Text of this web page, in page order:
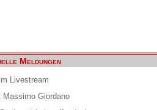
Meldungen
Livestream
Massimo Giordano